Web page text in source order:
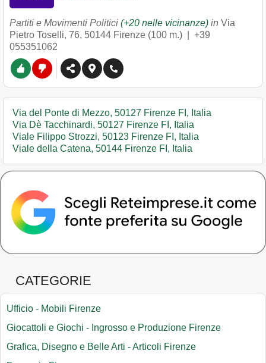
Partiti e Movimenti Politici (+20 nelle vicinanze) in Via
Pietro Toselli, 76, 50144 Firenze (100 m.) | +39
055351062
Via del Ponte di Mezzo, 50127 Firenze FI, Italia
Via Dè Tacchinardi, 50127 Firenze FI, Italia
Viale Filippo Strozzi, 50123 Firenze FI, Italia
Viale della Catena, 50144 Firenze FI, Italia
CATEGORIE
Ufficio - Mobili Firenze
Giocattoli e Giochi - Ingrosso e Produzione Firenze
Grafica, Disegno e Belle Arti - Articoli Firenze